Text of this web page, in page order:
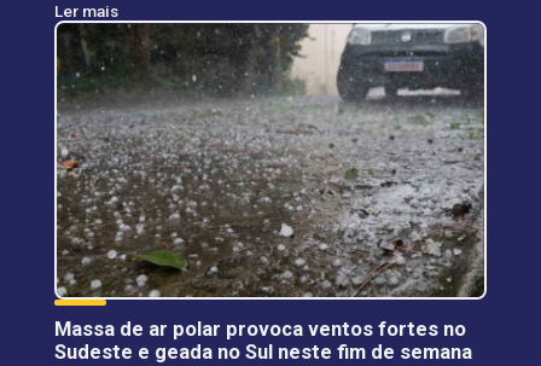
Ler mais
Massa de ar polar provoca ventos fortes no
Sudeste e geada no Sul neste fim de semana